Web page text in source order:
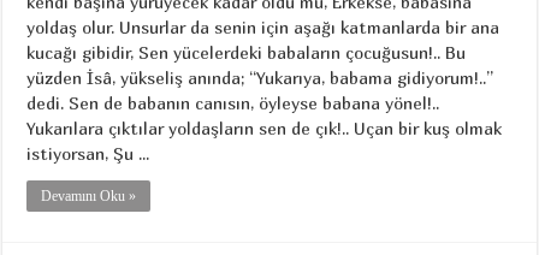
yoldaş olur. Unsurlar da senin için aşağı katmanlarda bir ana
kucağı gibidir, Sen yücelerdeki babaların çocuğusun!.. Bu
yüzden İsâ, yükseliş anında; “Yukarıya, babama gidiyorum!..”
dedi. Sen de babanın canısın, öyleyse babana yönel!..
Yukarılara çıktılar yoldaşların sen de çık!.. Uçan bir kuş olmak
istiyorsan, Şu ...
Devamını Oku »